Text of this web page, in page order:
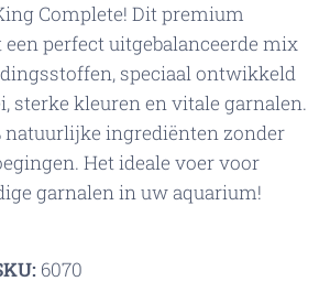
Complete! Dit premium
perfect uitgebalanceerde mix
speciaal ontwikkeld
sterke kleuren en vitale garnalen.
natuurlijke ingrediënten zonder
Het ideale voer voor
garnalen in uw aquarium!
6070